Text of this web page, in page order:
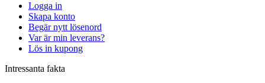
Logga in
Skapa konto
Begär nytt lösenord
Var är min leverans?
Lös in kupong
Intressanta fakta